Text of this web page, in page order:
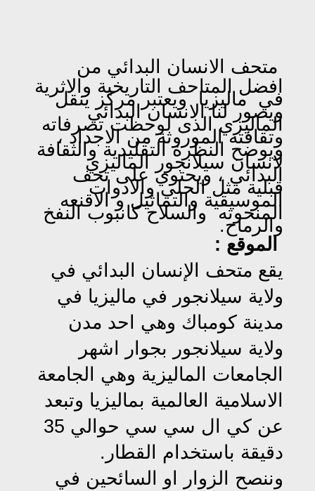
متحف الانسان البدائي من
افضل المتاحف التاريخية والاثرية
في ماليزيا ويعتبر مركز ينقل
ويصور لنا الانسان البدائي
الماليزي الذى لوحظت تصرفاته
وتقافته الموروثة من الاجداد ،
ويوضح النظرة التقليدية والثقافة
لانسان سيلانجور الماليزي
البدائي ، ويحتوي على تحف
قبلية مثل الحلي والادوات
الموسيقية والتماثيل و الاقنعه
المنحوته والسلاح كانبوب النفخ
والرماح.
الموقع :
يقع متحف الإنسان البدائي في
ولاية سيلانجور في ماليزيا في
مدينة كومباك وهي احد مدن
ولاية سيلانجور بجوار اشهر
الجامعات الماليزية وهي الجامعة
الاسلامية العالمية بماليزيا وتبعد
عن كي ال سي سي حوالي 35
دقيقة باستخدام القطار.
وننصح الزوار او السائحين في